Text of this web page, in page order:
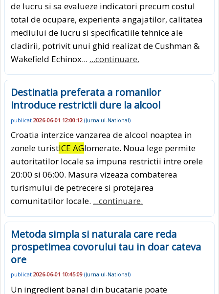
de lucru si sa evalueze indicatori precum costul
total de ocupare, experienta angajatilor, calitatea
mediului de lucru si specificatiile tehnice ale
cladirii, potrivit unui ghid realizat de Cushman &
Wakefield Echinox... ...continuare.
Destinatia preferata a romanilor
introduce restrictii dure la alcool
publicat 2026-06-01 12:00:12 (Jurnalul-National)
Croatia interzice vanzarea de alcool noaptea in
zonele turistICE AGlomerate. Noua lege permite
autoritatilor locale sa impuna restrictii intre orele
20:00 si 06:00. Masura vizeaza combaterea
turismului de petrecere si protejarea
comunitatilor locale. ...continuare.
Metoda simpla si naturala care reda
prospetimea covorului tau in doar cateva
ore
publicat 2026-06-01 10:45:09 (Jurnalul-National)
Un ingredient banal din bucatarie poate